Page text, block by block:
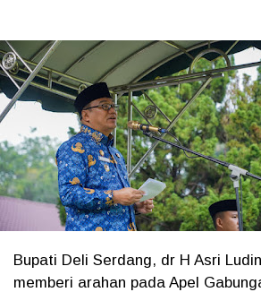
Bupati Deli Serdang, dr H Asri
memberi arahan pada Apel